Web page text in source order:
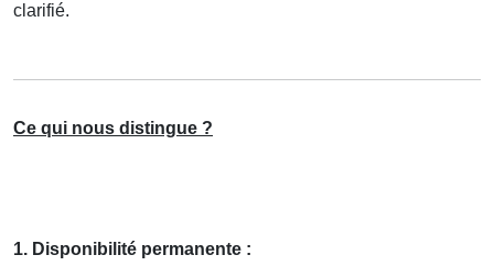
clarifié.
Ce qui nous distingue ?
1. Disponibilité permanente :